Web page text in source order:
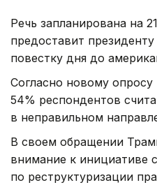
Речь запланирована на
предоставит
повестку дня до
Согласно новому опросу
54% респондентов
в неправильном
В своем обращении
внимание к инициативе
по реструктуризации